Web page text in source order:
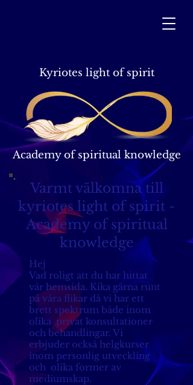
Kyriotes light of spirit
Academy of spiritual knowledge
Varmt välkomna till
kyriotes light of spirit -
Academy of spiritual
knowledge
Hej
Vad roligt att du har hittat
vår hemsida. Kika gärna runt
på våra flikar då vi har ett
brett spektrum både inom
olika privat konsultationer
och behandlingar. Vi
erbjuder också helgkurser
inom personlig utveckling
och olika former av
mediumskap.